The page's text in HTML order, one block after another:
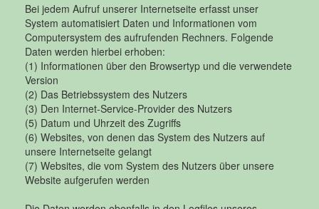
Bei jedem Aufruf unserer Internetseite erfasst unser
System automatisiert Daten und Informationen vom
Computersystem des aufrufenden Rechners. Folgende
Daten werden hierbei erhoben:
(1) Informationen über den Browsertyp und die verwendete
Version
(2) Das Betriebssystem des Nutzers
(3) Den Internet-Service-Provider des Nutzers
(5) Datum und Uhrzeit des Zugriffs
(6) Websites, von denen das System des Nutzers auf
unsere Internetseite gelangt
(7) Websites, die vom System des Nutzers über unsere
Website aufgerufen werden